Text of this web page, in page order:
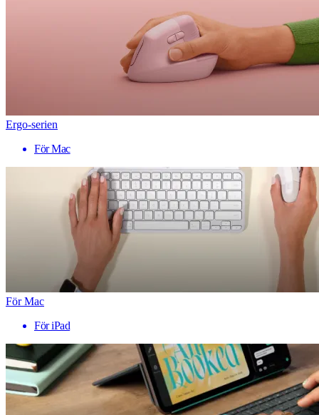
Ergo-serien
För Mac
För Mac
För iPad